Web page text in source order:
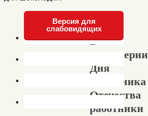
В
преддверии
Дня
защитника
Отечества
работники
Версия для
слабовидящих